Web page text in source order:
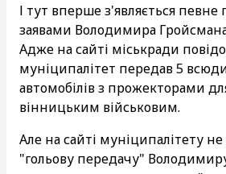
І тут вперше з'являється
заявами Володимира
Адже на сайті міськради
муніципалітет передав 5
автомобілів з прожекторами
вінницьким військовим.
Але на сайті муніципалітету
"гольову передачу"